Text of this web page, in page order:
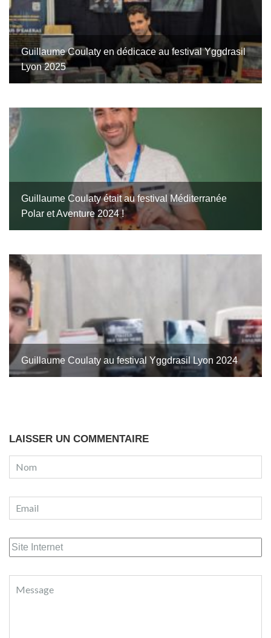
Guillaume Coulaty en dédicace au festival Yggdrasil
Lyon 2025
Guillaume Coulaty était au festival Méditerranée
Polar et Aventure 2024 !
Guillaume Coulaty au festival Yggdrasil Lyon 2024
LAISSER UN COMMENTAIRE